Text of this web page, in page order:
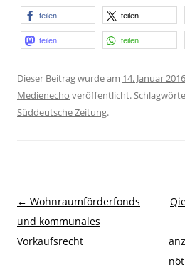
teilen teilen
teilen teilen
Dieser Beitrag wurde am 14. Januar 2016
Medienecho veröffentlicht.
Süddeutsche Zeitung.
Beitragsnavigation
← Wohnraumförderfonds
und kommunales
Vorkaufsrecht